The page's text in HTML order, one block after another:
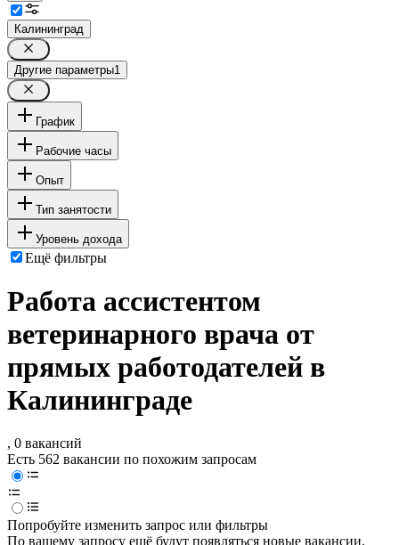
Калининград
Другие параметры1
График
Рабочие часы
Опыт
Тип занятости
Уровень дохода
Ещё фильтры
Работа ассистентом
ветеринарного врача от
прямых работодателей в
Калининграде
, 0 вакансий
Есть 562 вакансии по похожим запросам
Попробуйте изменить запрос или фильтры
По вашему запросу ещё будут появляться новые вакансии.